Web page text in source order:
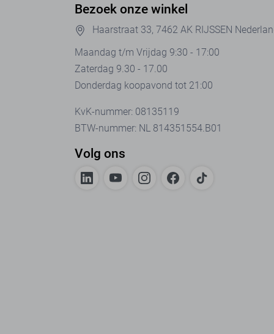
Bezoek onze winkel
Haarstraat 33, 7462 AK RIJSSEN
Maandag t/m Vrijdag 9:30 - 17:00
Zaterdag 9.30 - 17.00
Donderdag koopavond tot 21:00
KvK-nummer: 08135119
BTW-nummer: NL 814351554.B01
Volg ons